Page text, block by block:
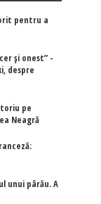
pentru a
și onest” -
despre
pe
Neagră
unui pârău. A